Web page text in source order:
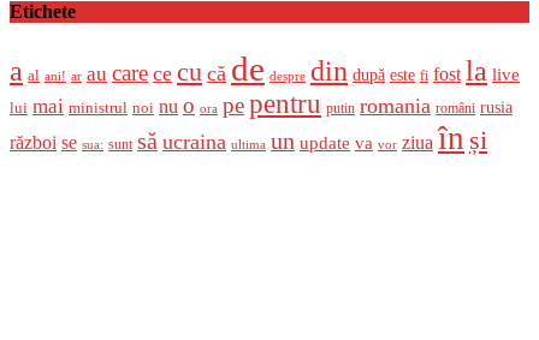
Etichete
a al ani! ar au care ce cu că de despre din după este fi fost la live
lui mai ministrul noi nu o ora pepentru putin romania români rusia
război se sua: sunt să ucraina ultima un update va vor ziua în și